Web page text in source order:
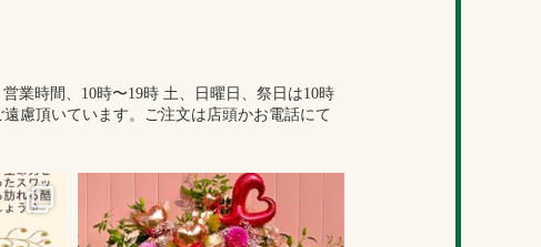
営業時間、10時〜19時 土、日曜日、祭日は10時
慮頂いています。ご注文は店頭かお電話にて